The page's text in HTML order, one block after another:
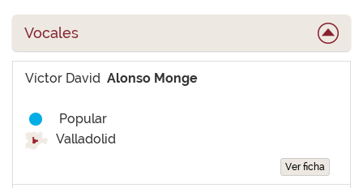
Vocales
Víctor David Alonso Monge
Popular
Valladolid
Ver ficha